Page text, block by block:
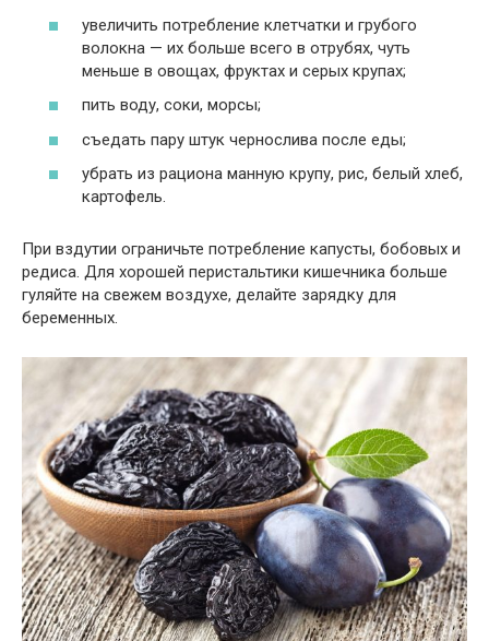
увеличить потребление клетчатки и грубого
волокна — их больше всего в отрубях, чуть
меньше в овощах, фруктах и серых крупах;
пить воду, соки, морсы;
съедать пару штук чернослива после еды;
убрать из рациона манную крупу, рис, белый хлеб,
картофель.
При вздутии ограничьте потребление капусты, бобовых и
редиса. Для хорошей перистальтики кишечника больше
гуляйте на свежем воздухе, делайте зарядку для
беременных.